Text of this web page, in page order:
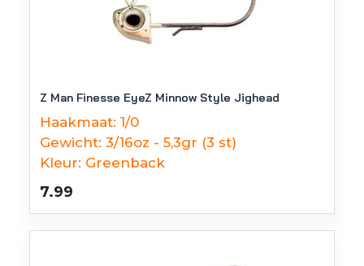
Z Man Finesse EyeZ Minnow Style Jighead
Haakmaat: 1/0
Gewicht: 3/16oz - 5,3gr (3 st)
Kleur: Greenback
7.99